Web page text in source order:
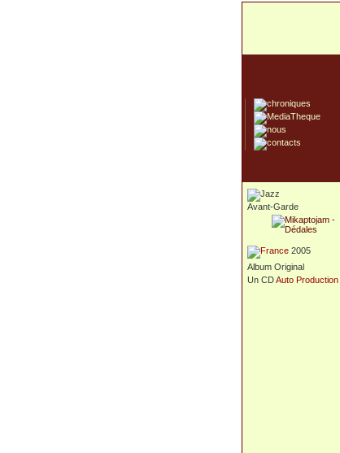
Avant-Garde
2005
Album Original
Un CDAuto Production